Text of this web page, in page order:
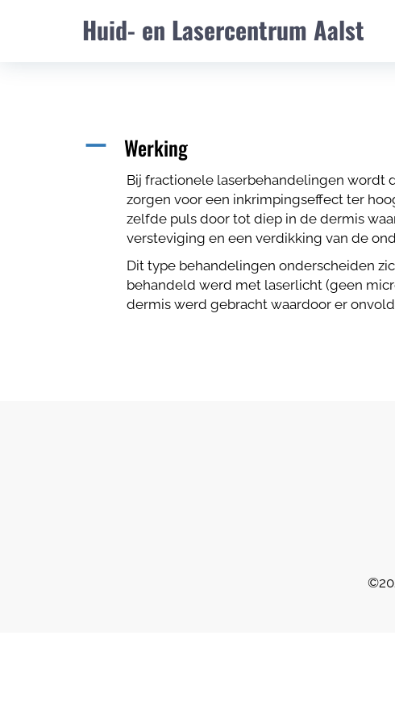
Huid- en Lasercentrum Aalst
A Werking
Bij fractionele laserbehandelingen wordt
zorgen voor een inkrimpingseffect ter
zelfde puls door tot diep in de dermis
versteviging en een verdikking van de
Dit type behandelingen onderscheiden
behandeld werd met laserlicht (geen
dermis werd gebracht waardoor er